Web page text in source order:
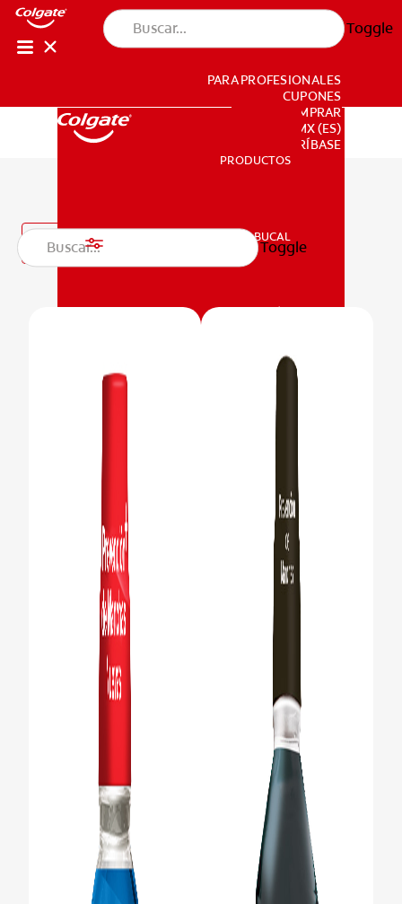
Toggle
PRODUCTOS
SALUD BUCAL
CHEQUEO DE SALUD BUCAL
PARA PROFESIONALES
DONDE COMPRAR
PARA PROFESIONALES
CUPONES
DONDE COMPRAR
MX (ES)
SUSCRÍBASE
PRODUCTOS
SALUD BUCAL
CHEQUEO DE SALUD BUCAL
CORRESPONDENCIA DE PRODUCTOS
Toggle
Filtro